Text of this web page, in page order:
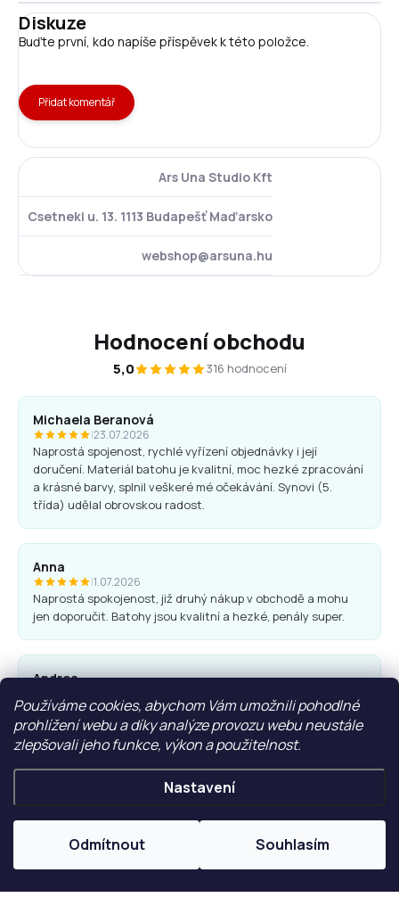
Používáme cookies, abychom Vám umožnili pohodlné
prohlížení webu a díky analýze provozu webu neustále
zlepšovali jeho funkce, výkon a použitelnost.
Nastavení
Odmítnout Souhlasím
Diskuze
Buďte první, kdo napíše příspěvek k této položce.
Přidat komentář
Ars Una Studio Kft
Csetneki u. 13. 1113 Budapešť Maďarsko
webshop@arsuna.hu
Hodnocení obchodu
5,0 316 hodnocení
Michaela Beranová
|23.07.2026
Naprostá spojenost, rychlé vyřízení objednávky i její
doručení. Materiál batohu je kvalitní, moc hezké zpracování
a krásné barvy, splnil veškeré mé očekávání. Synovi (5.
třída) udělal obrovskou radost.
Anna
|1.07.2026
Naprostá spokojenost, již druhý nákup v obchodě a mohu
jen doporučit. Batohy jsou kvalitní a hezké, penály super.
Andrea
Komunikace obchodu i nákup proběhl bez problémů. Vřele
doporučuji.
Rychlá domluva, dodání. Doporučuji